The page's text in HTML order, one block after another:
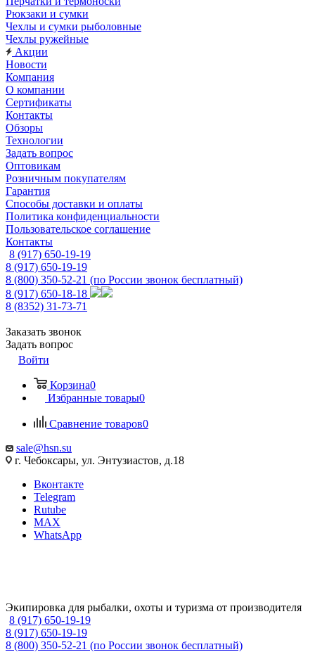
Рюкзаки и сумки
Чехлы и сумки рыболовные
Чехлы ружейные
Акции
Новости
Компания
О компании
Сертификаты
Контакты
Обзоры
Технологии
Задать вопрос
Оптовикам
Розничным покупателям
Гарантия
Способы доставки и оплаты
Политика конфиденциальности
Пользовательское соглашение
Контакты
8 (917) 650-19-19
8 (917) 650-19-19
8 (800) 350-52-21 (по России звонок бесплатный)
8 (917) 650-18-18
8 (8352) 31-73-71
Заказать звонок
Задать вопрос
Войти
Корзина0
Избранные товары0
Сравнение товаров0
sale@hsn.su
г. Чебоксары, ул. Энтузиастов, д.18
Вконтакте
Telegram
Rutube
MAX
WhatsApp
Экипировка для рыбалки, охоты и туризма от производителя
8 (917) 650-19-19
8 (917) 650-19-19
8 (800) 350-52-21 (по России звонок бесплатный)